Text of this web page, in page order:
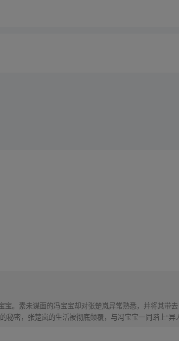
宝。素未谋面的冯宝宝却对张楚岚异常熟悉，并将其带
密，张楚岚的生活被彻底颠覆，与冯宝宝一同踏上“异